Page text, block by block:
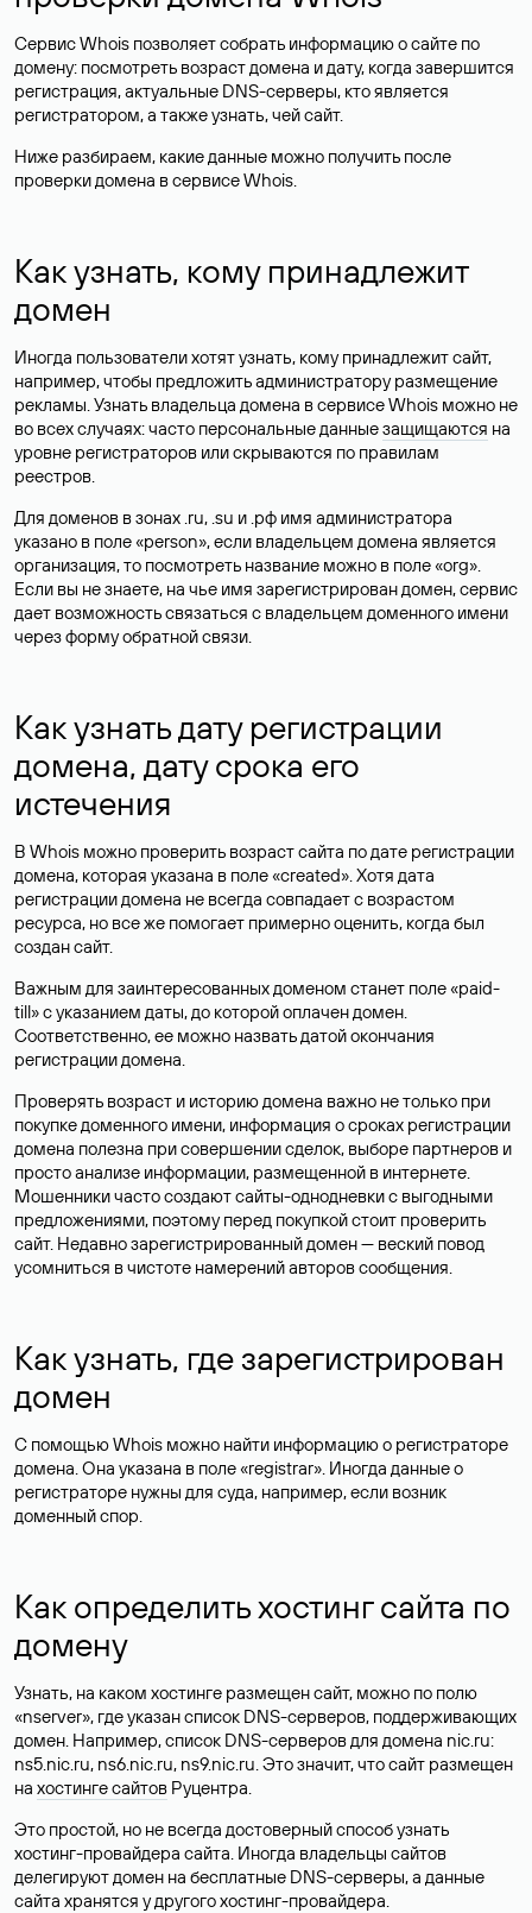
Сервис Whois позволяет собрать информацию о сайте по
домену: посмотреть возраст домена и дату, когда завершится
регистрация, актуальные DNS-серверы, кто является
регистратором, а также узнать, чей сайт.
Ниже разбираем, какие данные можно получить после
проверки домена в сервисе Whois.
Как узнать, кому принадлежит
домен
Иногда пользователи хотят узнать, кому принадлежит сайт,
например, чтобы предложить администратору размещение
рекламы. Узнать владельца домена в сервисе Whois можно не
во всех случаях: часто персональные данныезащищаются на
уровне регистраторов или скрываются по правилам
реестров.
Для доменов в зонах .ru, .su и .рф имя администратора
указано в поле «person», если владельцем домена является
организация, то посмотреть название можно в поле «org».
Если вы не знаете, на чье имя зарегистрирован домен, сервис
дает возможность связаться с владельцем доменного имени
через форму обратной связи.
Как узнать дату регистрации
домена, дату срока его
истечения
В Whois можно проверить возраст сайта по дате регистрации
домена, которая указана в поле «created». Хотя дата
регистрации домена не всегда совпадает с возрастом
ресурса, но все же помогает примерно оценить, когда был
создан сайт.
Важным для заинтересованных доменом станет поле «paid-
till» с указанием даты, до которой оплачен домен.
Соответственно, ее можно назвать датой окончания
регистрации домена.
Проверять возраст и историю домена важно не только при
покупке доменного имени, информация о сроках регистрации
домена полезна при совершении сделок, выборе партнеров и
просто анализе информации, размещенной в интернете.
Мошенники часто создают сайты-однодневки с выгодными
предложениями, поэтому перед покупкой стоит проверить
сайт. Недавно зарегистрированный домен — веский повод
усомниться в чистоте намерений авторов сообщения.
Как узнать, где зарегистрирован
домен
С помощью Whois можно найти информацию о регистраторе
домена. Она указана в поле «registrar». Иногда данные о
регистраторе нужны для суда, например, если возник
доменный спор.
Как определить хостинг сайта по
домену
Узнать, на каком хостинге размещен сайт, можно по полю
«nserver», где указан список DNS-серверов, поддерживающих
домен. Например, список DNS-серверов для домена nic.ru:
ns5.nic.ru, ns6.nic.ru, ns9.nic.ru. Это значит, что сайт размещен
на хостинге сайтов Руцентра.
Это простой, но не всегда достоверный способ узнать
хостинг-провайдера сайта. Иногда владельцы сайтов
делегируют домен на бесплатные DNS-серверы, а данные
сайта хранятся у другого хостинг-провайдера.